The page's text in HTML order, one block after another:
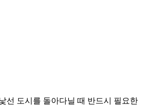
선 도시를 돌아다닐 때 반드시 필요한